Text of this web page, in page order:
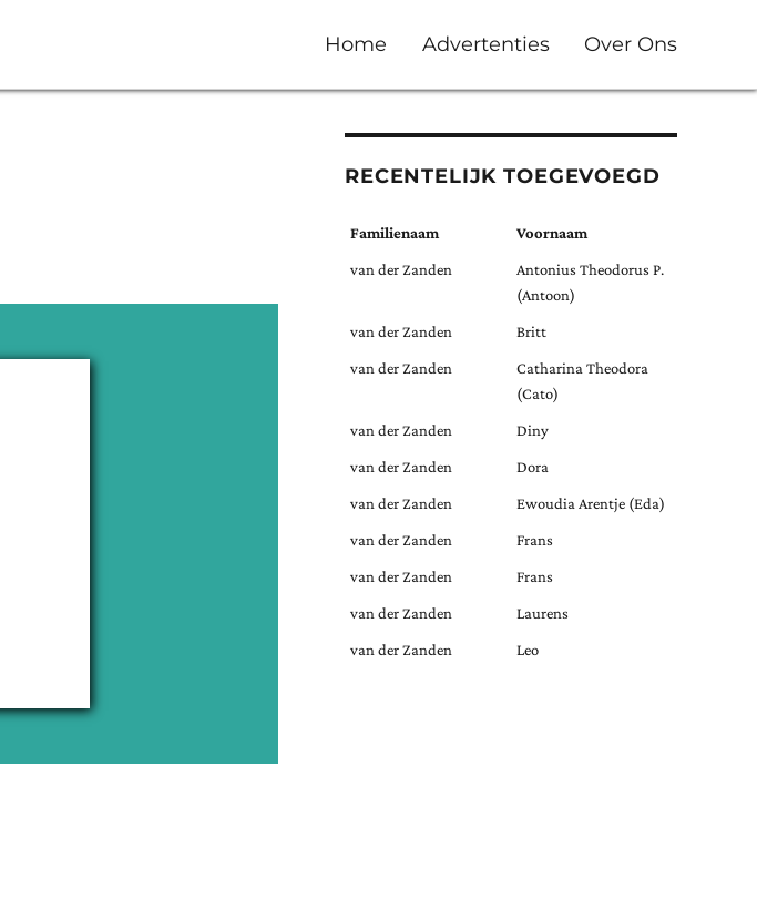
Home Advertenties Over Ons
RECENTELIJK TOEGEVOEGD
Familienaam Voornaam
van der Zanden
Antonius Theodorus P.
(Antoon)
van der Zanden Britt
van der Zanden
Catharina Theodora
(Cato)
van der Zanden Diny
van der Zanden Dora
van der Zanden Ewoudia Arentje (Eda)
van der Zanden Frans
van der Zanden Frans
van der Zanden Laurens
van der Zanden Leo